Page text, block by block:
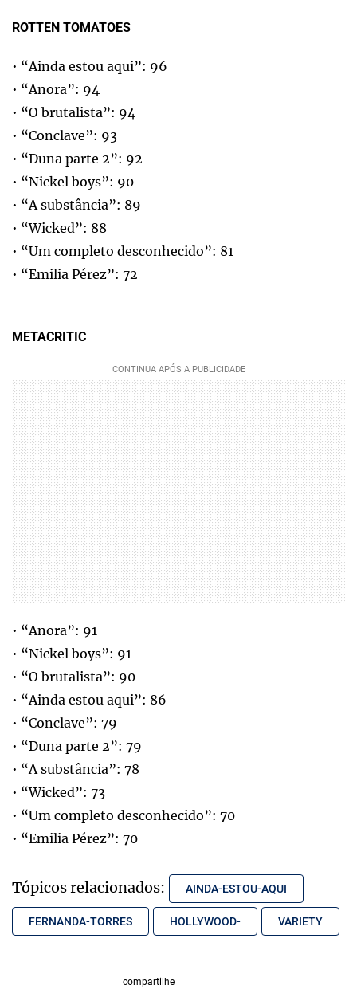
ROTTEN TOMATOES
• “Ainda estou aqui”: 96
• “Anora”: 94
• “O brutalista”: 94
• “Conclave”: 93
• “Duna parte 2”: 92
• “Nickel boys”: 90
• “A substância”: 89
• “Wicked”: 88
• “Um completo desconhecido”: 81
• “Emilia Pérez”: 72
METACRITIC
• “Anora”: 91
• “Nickel boys”: 91
• “O brutalista”: 90
• “Ainda estou aqui”: 86
• “Conclave”: 79
• “Duna parte 2”: 79
• “A substância”: 78
• “Wicked”: 73
• “Um completo desconhecido”: 70
• “Emilia Pérez”: 70
Tópicos relacionados: AINDA-ESTOU-AQUI
FERNANDA-TORRES HOLLYWOOD- VARIETY
compartilhe